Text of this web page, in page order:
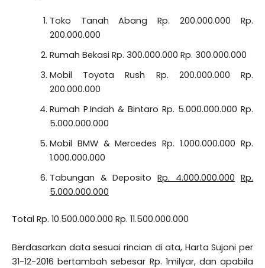
Toko Tanah Abang Rp. 200.000.000 Rp.
200.000.000
Rumah Bekasi Rp. 300.000.000 Rp. 300.000.000
Mobil Toyota Rush Rp. 200.000.000 Rp.
200.000.000
Rumah P.Indah & Bintaro Rp. 5.000.000.000 Rp.
5.000.000.000
Mobil BMW & Mercedes Rp. 1.000.000.000 Rp.
1.000.000.000
Tabungan & DepositoRp. 4.000.000.000 Rp.
5.000.000.000
Total Rp. 10.500.000.000 Rp. 11.500.000.000
Berdasarkan data sesuai rincian di ata, Harta Sujoni per
31-12-2016 bertambah sebesar Rp. 1milyar, dan apabila